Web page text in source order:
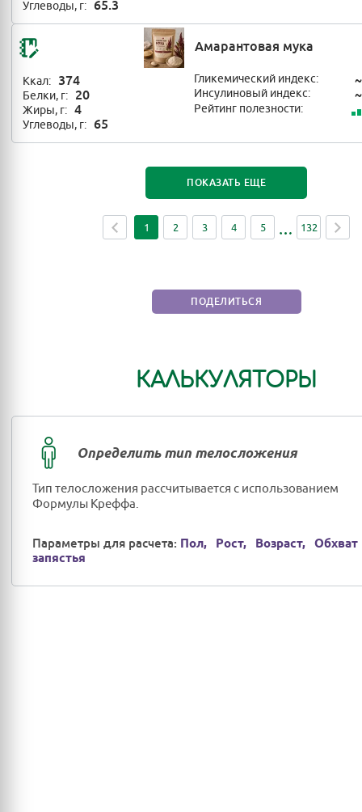
Углеводы, г: 65.3
Амарантовая мука
Ккал: 374
Белки, г: 20
Жиры, г: 4
Углеводы, г: 65
Гликемический индекс: ~
Инсулиновый индекс: ~
Рейтинг полезности:
ПОКАЗАТЬ ЕЩЕ
1 2 3 4 5 132
ПОДЕЛИТЬСЯ
КАЛЬКУЛЯТОРЫ
Определить тип телосложения
Тип телосложения рассчитывается с использованием
Формулы Креффа.
Параметры для расчета: Пол, Рост, Возраст,
Обхват
запястья